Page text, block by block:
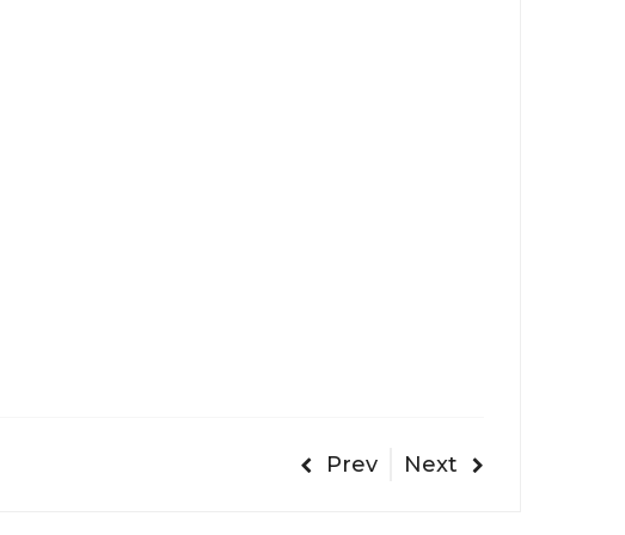
Prev Next